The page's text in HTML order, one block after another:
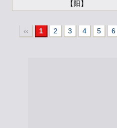
【阳】
‹‹ 1 2 3 4 5 6